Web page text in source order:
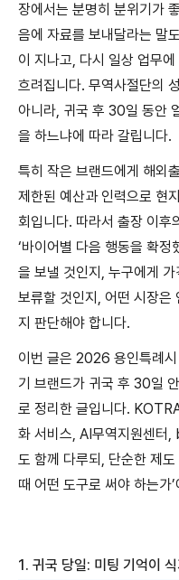
장에서는 분명히 분위기가
음에 자료를 보내달라는 말
이 지나고, 다시 일상 업무
흐려집니다. 무역사절단의
아니라, 귀국 후 30일 동안
을 하느냐에 따라 갈립니다.
특히 작은 브랜드에게 해외
제한된 예산과 인력으로 현
회입니다. 따라서 출장 이후
‘바이어별 다음 행동을 확정
을 보낼 것인지, 누구에게
보류할 것인지, 어떤 시장은
지 판단해야 합니다.
이번 글은 2026 용인특례
기 브랜드가 귀국 후 30일
로 정리한 글입니다.
화 서비스, AI무역지원센터
도 함께 다루되, 단순한 제
때 어떤 도구로 써야 하는가
1. 귀국 당일: 미팅 기억이 식